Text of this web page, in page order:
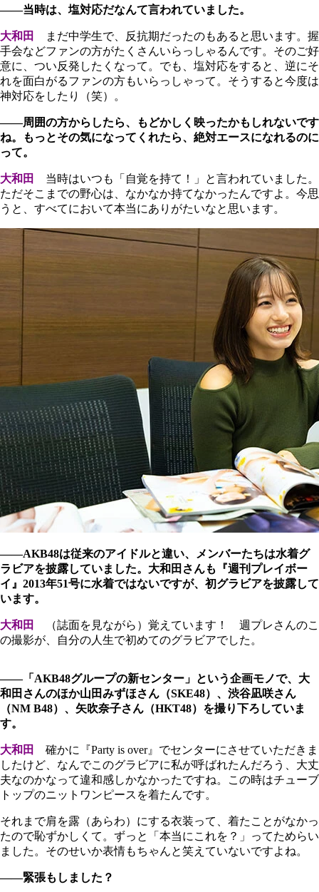
――当時は、塩対応だなんて言われていました。
大和田
まだ中学生で、反抗期だったのもあると思います。握
手会などファンの方がたくさんいらっしゃるんです。そのご好
意に、つい反発したくなって。でも、塩対応をすると、逆にそ
れを面白がるファンの方もいらっしゃって。そうすると今度は
神対応をしたり（笑）。
――周囲の方からしたら、もどかしく映ったかもしれないです
ね。もっとその気になってくれたら、絶対エースになれるのに
って。
大和田
当時はいつも「自覚を持て！」と言われていました。
ただそこまでの野心は、なかなか持てなかったんですよ。今思
うと、すべてにおいて本当にありがたいなと思います。
――AKB48は従来のアイドルと違い、メンバーたちは水着グ
ラビアを披露していました。大和田さんも『週刊プレイボー
イ』2013年51号に水着ではないですが、初グラビアを披露して
います。
大和田
（誌面を見ながら）覚えています！ 週プレさんのこ
の撮影が、自分の人生で初めてのグラビアでした。
――「AKB48グループの新センター」という企画モノで、大
和田さんのほか山田みずほさん（SKE48）、渋谷凪咲さん
（NM B48）、矢吹奈子さん（HKT48）を撮り下ろしていま
す。
大和田
確かに『Party is over』でセンターにさせていただきま
したけど、なんでこのグラビアに私が呼ばれたんだろう、大丈
夫なのかなって違和感しかなかったですね。この時はチューブ
トップのニットワンピースを着たんです。
それまで肩を露（あらわ）にする衣装って、着たことがなかっ
たので恥ずかしくて。ずっと「本当にこれを？」ってためらい
ました。そのせいか表情もちゃんと笑えていないですよね。
――緊張もしました？